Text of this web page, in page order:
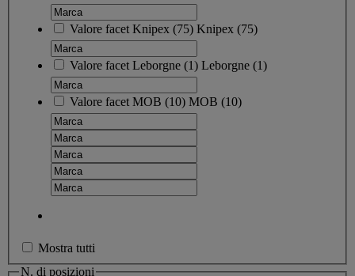
Valore facet Knipex (75) Knipex (75)
Valore facet Leborgne (1) Leborgne (1)
Valore facet MOB (10) MOB (10)
Mostra tutti
N. di posizioni